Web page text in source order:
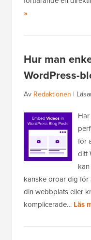
»
Hur man
WordPress-
Av Redaktionen |
för
ditt
kanske oroar dig för
din webbplats eller
komplicerade… Läs